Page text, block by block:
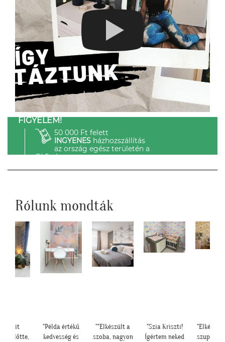
FIGYELEM!
50 000 Ft felett
INGYENESházhozszállítás
az ország egész területén a
GLS-el.
Rólunk mondták
"Példa értékű
kedvesség és
""Elkészült a
szoba, nagyon
"Szia Kriszti!
Ígértem neked
"Elkészültünk,
szuper lett. :)"